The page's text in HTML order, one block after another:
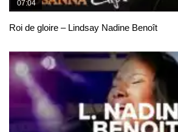
07:04
Roi de gloire – Lindsay Nadine Benoît